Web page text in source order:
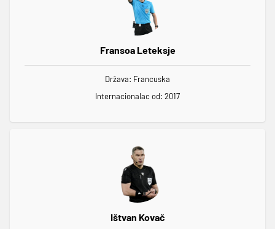
Fransoa Leteksje
Država: Francuska
Internacionalac od: 2017
Ištvan Kovač